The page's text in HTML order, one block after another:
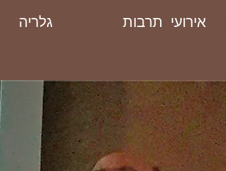
אירועי תרבות גלריה